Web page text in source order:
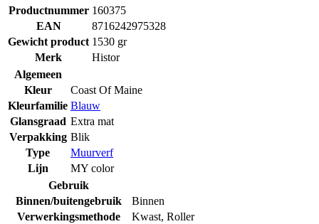
Productnummer 160375
EAN
8716242975328
Gewicht product 1530 gr
Merk
Histor
Algemeen
Kleur
Coast Of Maine
Kleurfamilie Blauw
Glansgraad Extra mat
Verpakking Blik
Type
Muurverf
Lijn
MY color
Gebruik
Binnen/buitengebruik
Binnen
Verwerkingsmethode
Kwast, Roller